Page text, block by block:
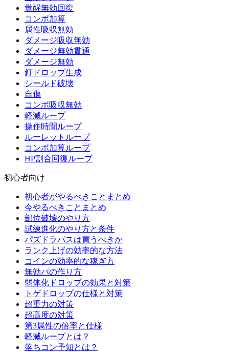
覚醒無効回復
コンボ加算
属性吸収無効
ダメージ吸収無効
ダメージ無効貫通
ダメージ無効
釘ドロップ生成
シールド破壊
自傷
コンボ吸収無効
軽減ループ
操作時間ループ
ルーレットループ
コンボ加算ループ
HP割合回復ループ
初心者向け
初心者がやるべきことまとめ
今やるべきことまとめ
部位破壊のやり方
試練進化のやり方と条件
パズドラパスは買うべきか
ランク上げの効率的な方法
コインの効率的な稼ぎ方
無効パの作り方
弱体化ドロップの効果と対策
トゲドロップの仕様と対策
超重力の対策
超高度の対策
第3属性の倍率と仕様
軽減ループとは？
落ちコン予知とは？